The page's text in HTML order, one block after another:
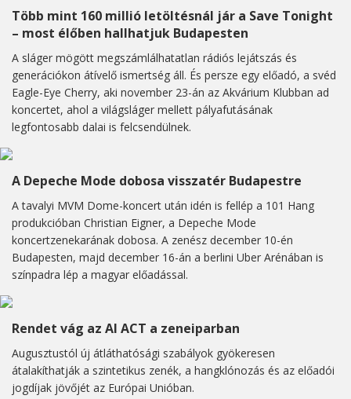
Több mint 160 millió letöltésnál jár a Save Tonight
– most élőben hallhatjuk Budapesten
A sláger mögött megszámlálhatatlan rádiós lejátszás és
generációkon átívelő ismertség áll. És persze egy előadó, a svéd
Eagle-Eye Cherry, aki november 23-án az Akvárium Klubban ad
koncertet, ahol a világsláger mellett pályafutásának
legfontosabb dalai is felcsendülnek.
A Depeche Mode dobosa visszatér Budapestre
A tavalyi MVM Dome-koncert után idén is fellép a 101 Hang
produkcióban Christian Eigner, a Depeche Mode
koncertzenekarának dobosa. A zenész december 10-én
Budapesten, majd december 16-án a berlini Uber Arénában is
színpadra lép a magyar előadással.
Rendet vág az AI ACT a zeneiparban
Augusztustól új átláthatósági szabályok gyökeresen
átalakíthatják a szintetikus zenék, a hangklónozás és az előadói
jogdíjak jövőjét az Európai Unióban.